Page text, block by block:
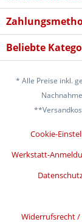
Beliebte
* Alle Preise inkl.
Cookie-
Werkstatt-
Widerrufsrecht